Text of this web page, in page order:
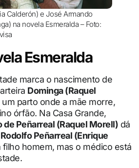
Calderón) e José Armando
na novela Esmeralda – Foto:
Esmeralda
marca o nascimento de
Dominga (Raquel
parto onde a mãe morre,
órfão. Na Casa Grande,
de Peñarreal (Raquel Morell) dá
Rodolfo Peñarreal (Enrique
filho homem, mas o médico está